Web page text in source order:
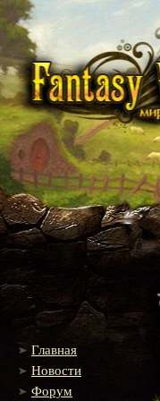
Главная
Новости
Форум